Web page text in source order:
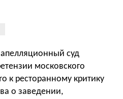
суд
московского
к ресторанному критику
о заведении,